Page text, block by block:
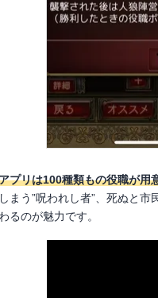
プリは100種類もの役職が用
まう”呪われし者”、死ぬと
るのが魅力です。